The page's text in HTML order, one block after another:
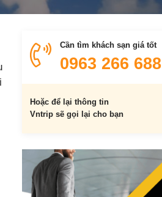
Cần tìm khách sạn giá tốt
0963 266 688
Hoặc để lại thông tin
Vntrip sẽ gọi lại cho bạn